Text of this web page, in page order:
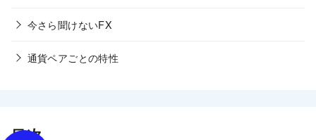
今さら聞けないFX
通貨ペアごとの特性
目次